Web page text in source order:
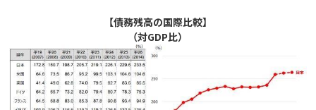
【債務残高の国際比較】
（対GDP比）